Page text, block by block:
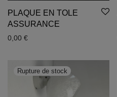
PLAQUE EN TOLE
ASSURANCE
0,00 €